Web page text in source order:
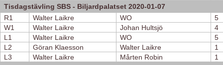
Tisdagstävling SBS - Biljardpalatset 2020-01-07
R1
Walter Laikre WO
5
W1
Walter Laikre Johan Hultsjö
4
L1
Walter Laikre WO
5
L2
Göran Klaesson Walter Laikre
1
L3
Walter Laikre Mårten Robin
1